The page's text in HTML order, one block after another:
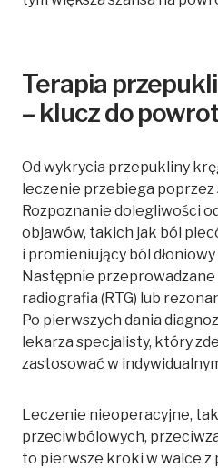
Terapia
– klucz do
Od wykrycia przepukliny
leczenie przebiega poprzez
Rozpoznanie dolegliwości
objawów, takich jak ból
i promieniujący ból
Następnie przeprowadzane
radiografia (RTG) lub
Po pierwszych dania
lekarza specjalisty, który
zastosować w
Leczenie nieoperacyjne,
przeciwbólowych,
to pierwsze kroki w walce z